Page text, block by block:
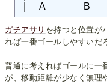
ガチアサリ を持つと位置が
れば一番ゴールしやすいだ
普通に考えればゴールに一
が、移動距離が少なく無理